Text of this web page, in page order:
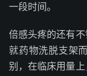
一段时间。
倍感头疼的还有不
就药物洗脱支架
别，在临床用量